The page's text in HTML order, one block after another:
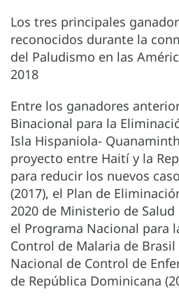
Los tres principales
reconocidos durante la
del Paludismo en las
2018
Entre los ganadores
Binacional para la
Isla Hispaniola-
proyecto entre Haití y la
para reducir los nuevos
(2017), el Plan de
2020 de Ministerio de Salud
el Programa Nacional para
Control de Malaria de Brasil
Nacional de Control de
de República Dominicana